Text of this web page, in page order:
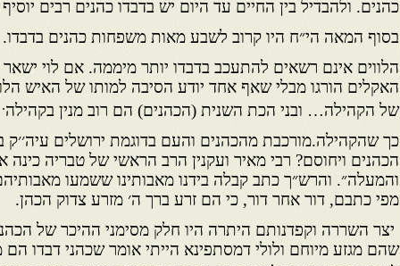
כהנים. ולהבדיל בין החיים עד היום יש בדבדו כהנים רבים
בסוף המאה הי״ח היו קרוב לשבע מאות משפחות כהנים בדבדו.
הלווים אינם רשאים להתעכב בדבדו יותר מיממה. אם לוי ישאר
האקלים הורגו מבלי שאף אחד יודע הסיבה למותו של האיש
של הקהילה… ובני הכת השנית (הכהנים) הם רוב מנין בקהילה.
כך שהקהילה.מורכבת מהכהנים והעם בדוגמת ירושלים עיה׳׳ק
הכהנים ויחוסם? רבי מאיר ועקנין הרב הראשי של טבריה כינה
והמעלה״. והרש״ך כתב קבלה בידנו מאבותינו ששמעו
מפי כתבם, דור אחר דור, כי הם זרע ברך ה׳ מזרע צדוק הכהן.
יצר השררה וקפדנותם היתרה היו חלק מסימני ההיכר של
שהם מגזע מיוחם ולולי דמסתפינא הייתי אומר שכהני דבדו